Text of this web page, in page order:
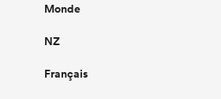
Monde
NZ
Français